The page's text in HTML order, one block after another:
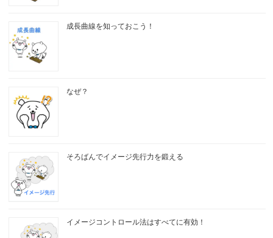
成長曲線を知っておこう！
なぜ？
そろばんでイメージ先行力を鍛える
イメージコントロール法はすべてに有効！